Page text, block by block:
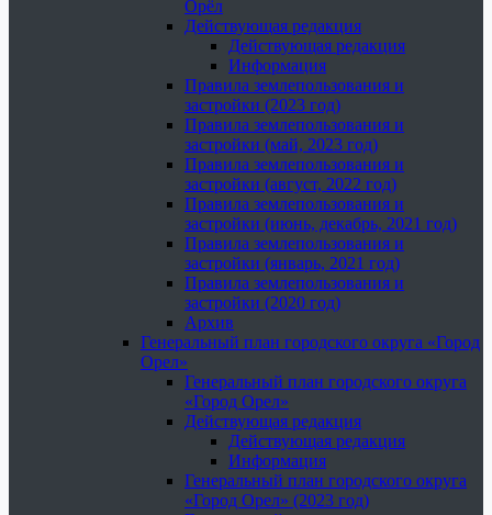
Орёл
Действующая редакция
Действующая редакция
Информация
Правила землепользования и
застройки (2023 год)
Правила землепользования и
застройки (май, 2023 год)
Правила землепользования и
застройки (август, 2022 год)
Правила землепользования и
застройки (июнь, декабрь, 2021 год)
Правила землепользования и
застройки (январь, 2021 год)
Правила землепользования и
застройки (2020 год)
Архив
Генеральный план городского округа «Город
Орел»
Генеральный план городского округа
«Город Орел»
Действующая редакция
Действующая редакция
Информация
Генеральный план городского округа
«Город Орел» (2023 год)